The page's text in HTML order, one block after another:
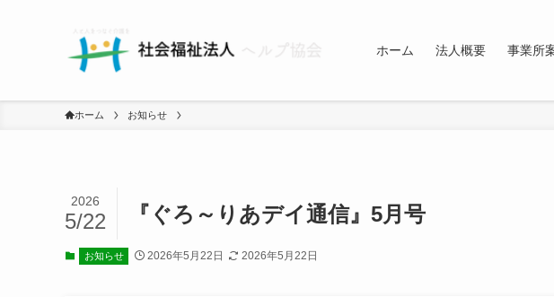
ホーム 法人概要 事業所
ホーム お知らせ
『ぐろ～りあデイ通信』5月号
2026
5/22
お知らせ 2026年5月22日 2026年5月22日